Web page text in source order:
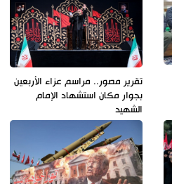
تقرير مصور.. مراسم عزاء الأربعين
بجوار مكان استشهاد الإمام
الشهيد